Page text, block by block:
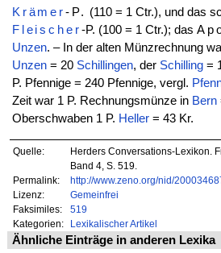
Krämer-P. (110 = 1 Ctr.), und das
Fleischer-P. (100 = 1 Ctr.); das
Unzen. – In der alten Münzrechnung
Unzen= 20 Schillingen, der Schilling=
P. Pfennige = 240 Pfennige, vergl.
Zeit war 1 P. Rechnungsmünze in Bern
Oberschwaben 1 P. Heller= 43 Kr.
Quelle:
Herders Conversations-Lexikon.
Band 4, S. 519.
Permalink:
http://www.zeno.org/nid/
Lizenz:
Gemeinfrei
Faksimiles:
519
Kategorien:
Lexikalischer Artikel
Ähnliche Einträge in anderen Lexika